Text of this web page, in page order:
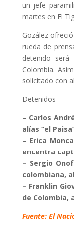
un jefe
martes en El
Gozález
rueda de
detenido
Colombia.
solicitado con
Detenidos
– Carlos
alías “el
– Erica
encentra
– Sergio
colombiana,
– Franklin
de Colombia,
Fuente: El